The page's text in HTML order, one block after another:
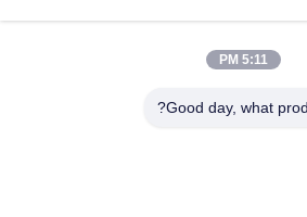
TW4510 4G LTE 5G NR دستگاه نقطه تماس سیگنال برای استفاده از
5:11 PM
Good day, what